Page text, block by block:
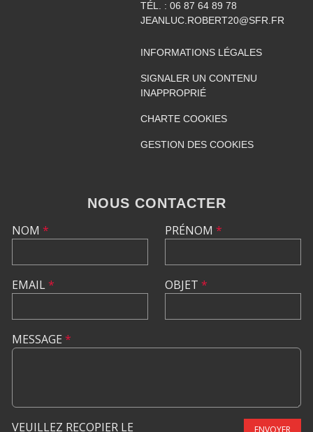
TÉL. : 06 87 64 89 78
JEANLUC.ROBERT20@SFR.FR
INFORMATIONS LÉGALES
SIGNALER UN CONTENU
INAPPROPRIÉ
CHARTE COOKIES
GESTION DES COOKIES
NOUS CONTACTER
NOM *
EMAIL*
PRÉNOM *
OBJET *
MESSAGE *
VEUILLEZ RECOPIER LE ENVOYER